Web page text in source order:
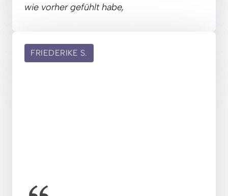
wie vorher gefühlt habe,
FRIEDERIKE S.